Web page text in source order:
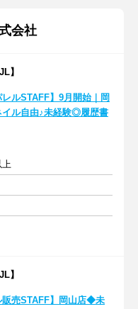
会社
】
レルSTAFF】9月開始｜岡
ル自由♪未経験◎履歴書
上
】
販売STAFF】岡山店◆未